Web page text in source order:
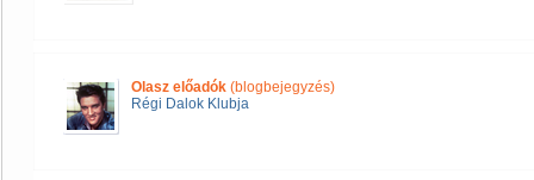
Olasz előadók (blogbejegyzés)
Régi Dalok Klubja